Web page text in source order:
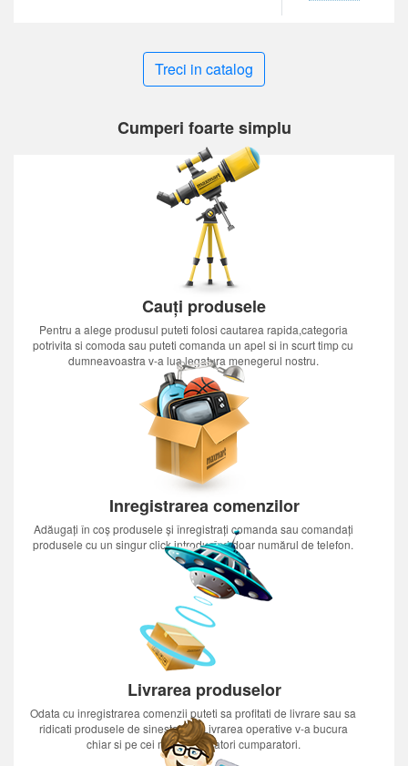
Treci in catalog
Cumperi foarte simplu
Cauți produsele
Pentru a alege produsul puteti folosi cautarea rapida,categoria
potrivita si comoda sau puteti comanda un apel si in scurt timp cu
dumneavoastra v-a lua legatura menegerul nostru.
Inregistrarea comenzilor
Adăugați în coș produsele și înregistrați comanda sau comandați
produsele cu un singur click introducînd doar numărul de telefon.
Livrarea produselor
Odata cu inregistrarea comenzii puteti sa profitati de livrare sau sa
ridicati produsele de sinestatator.Livrarea operative v-a bucura
chiar si pe cei mai nerabdatori cumparatori.